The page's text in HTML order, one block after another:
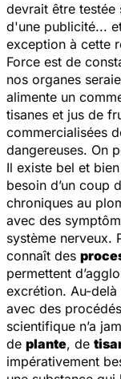
devrait être
d'une publicité...
exception à cette
Force est de
nos organes
alimente un
tisanes et jus de
commercialisées
dangereuses. On
Il existe bel et
besoin d’un coup
chroniques au
avec des
système nerveux.
connaît des
permettent
excrétion. Au-delà
avec des
scientifique n’a
de plante, de
impérativement